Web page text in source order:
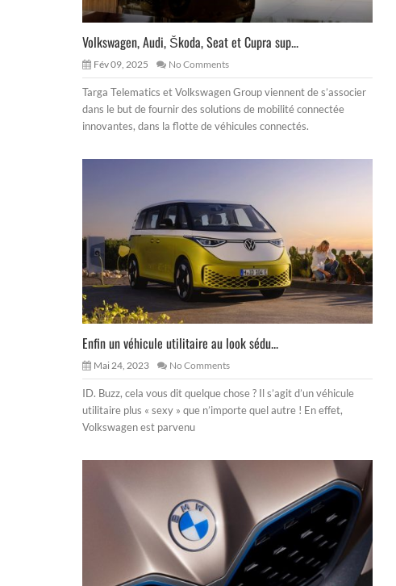
Volkswagen, Audi, Škoda, Seat et Cupra sup...
Fév 09, 2025 No Comments
Targa Telematics et Volkswagen Group viennent de s’associer
dans le but de fournir des solutions de mobilité connectée
innovantes, dans la flotte de véhicules connectés.
Enfin un véhicule utilitaire au look sédu...
Mai 24, 2023 No Comments
ID. Buzz, cela vous dit quelque chose ? Il s’agit d’un véhicule
utilitaire plus « sexy » que n’importe quel autre ! En effet,
Volkswagen est parvenu